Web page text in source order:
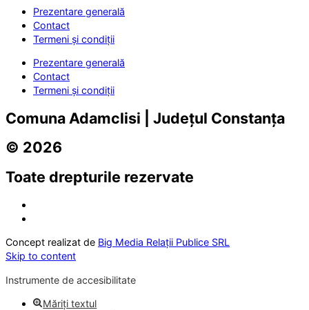
Prezentare generală
Contact
Termeni și condiții
Prezentare generală
Contact
Termeni și condiții
Comuna Adamclisi | Județul Constanța
© 2026
Toate drepturile rezervate
Concept realizat de Big Media Relații Publice SRL
Skip to content
Instrumente de accesibilitate
Măriți textul